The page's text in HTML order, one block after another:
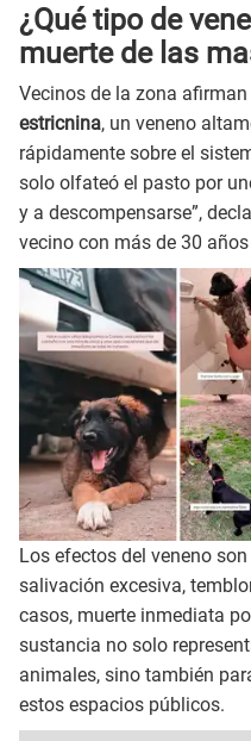
¿Qué tipo de
muerte de las
Vecinos de la zona
estricnina, un veneno
rápidamente sobre el
solo olfateó el pasto por
y a descompensarse”,
vecino con más de 30
Los efectos del veneno
salivación excesiva,
casos, muerte inmediata
sustancia no solo
animales, sino también
estos espacios públicos.